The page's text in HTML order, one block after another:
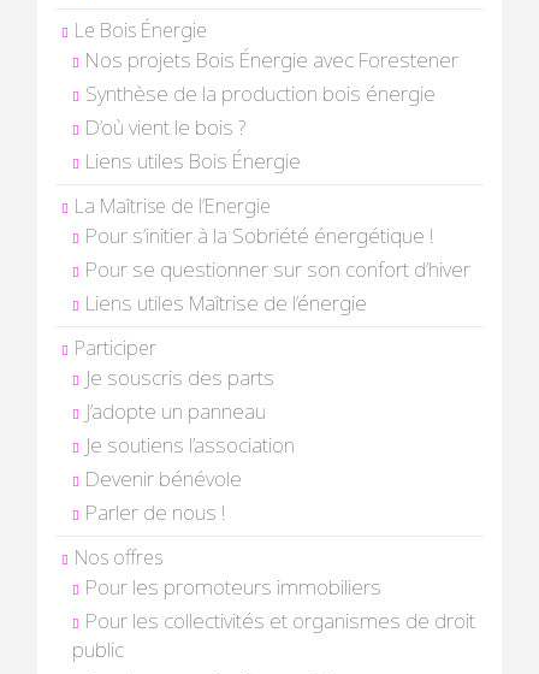
Le Bois Énergie
Nos projets Bois Énergie avec Forestener
Synthèse de la production bois énergie
D’où vient le bois ?
Liens utiles Bois Énergie
La Maîtrise de l’Energie
Pour s’initier à la Sobriété énergétique !
Pour se questionner sur son confort d’hiver
Liens utiles Maîtrise de l’énergie
Participer
Je souscris des parts
J’adopte un panneau
Je soutiens l’association
Devenir bénévole
Parler de nous !
Nos offres
Pour les promoteurs immobiliers
Pour les collectivités et organismes de droit
public